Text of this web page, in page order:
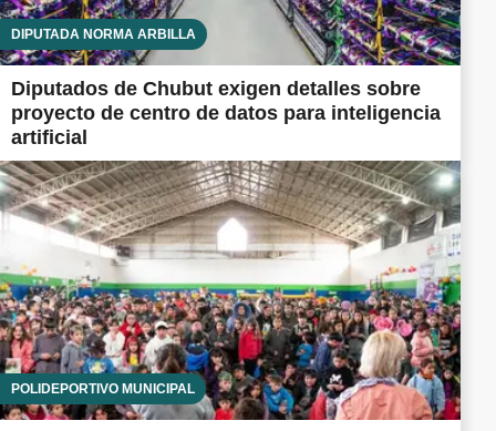
DIPUTADA NORMA ARBILLA
Diputados de Chubut exigen detalles sobre
proyecto de centro de datos para inteligencia
artificial
POLIDEPORTIVO MUNICIPAL